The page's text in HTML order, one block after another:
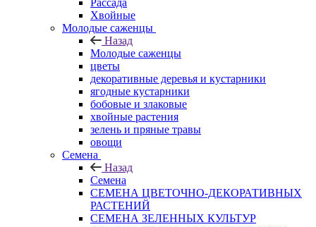
Хвойные
Молодые саженцы
Назад
Молодые саженцы
цветы
декоративные деревья и кустарники
ягодные кустарники
бобовые и злаковые
хвойные растения
зелень и пряные травы
овощи
Семена
Назад
Семена
СЕМЕНА ЦВЕТОЧНО-ДЕКОРАТИВНЫХ
РАСТЕНИЙ
СЕМЕНА ЗЕЛЕННЫХ КУЛЬТУР